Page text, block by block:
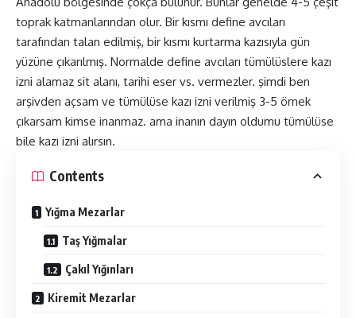
toprak katmanlarından olur. Bir kısmı define avcıları
tarafından talan edilmiş, bir kısmı kurtarma kazısıyla gün
yüzüne çıkarılmış. Normalde define avcıları tümülüslere kazı
izni alamaz sit alanı, tarihi eser vs. vermezler. şimdi ben
arşivden açsam ve tümülüse kazı izni verilmiş 3-5 örnek
çıkarsam kimse inanmaz. ama inanın dayın oldumu tümülüse
bile kazı izni alırsın.
Contents
Yığma Mezarlar
Taş Yığmalar
Çakıl Yığınları
Kiremit Mezarlar